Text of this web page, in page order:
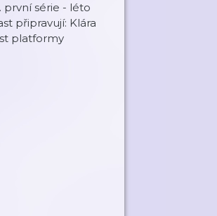
první série - léto
připravují: Klára
platformy